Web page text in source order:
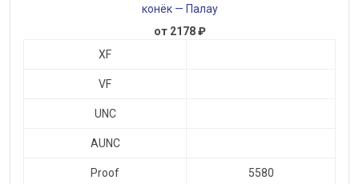
конёк — Палау
от 2178 ₽
XF
VF
UNC
AUNC
Proof 5580